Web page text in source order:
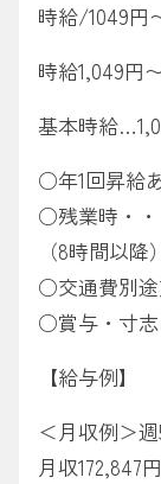
時給/1049円
時給1,049円
基本時給
○年1回昇給
○残業時・・
（8時間以降）
○交通費別
○賞与・寸志
【給与例】
＜月収例＞
月収